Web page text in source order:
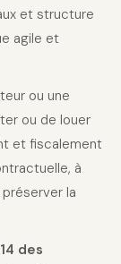
et structure
agile et
ou une
ou de louer
et fiscalement
à
la
des